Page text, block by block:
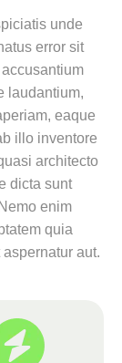
unde
error sit
laudantium,
eaque
illo inventore
architecto
dicta sunt
enim
quia
aut.